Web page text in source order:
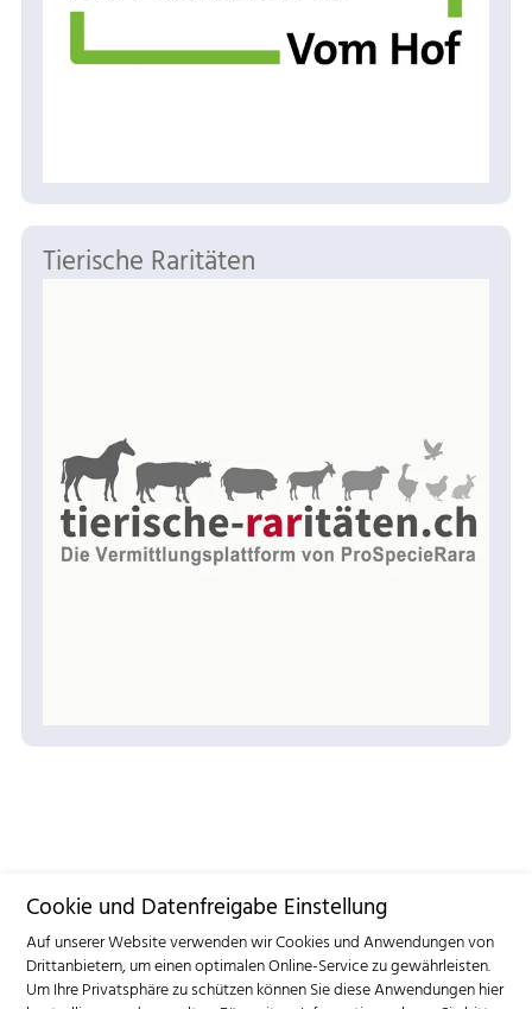
Tierische Raritäten
Cookie und Datenfreigabe Einstellung
Auf unserer Website verwenden wir Cookies und Anwendungen von
Drittanbietern, um einen optimalen Online-Service zu gewährleisten.
Um Ihre Privatsphäre zu schützen können Sie diese Anwendungen hier